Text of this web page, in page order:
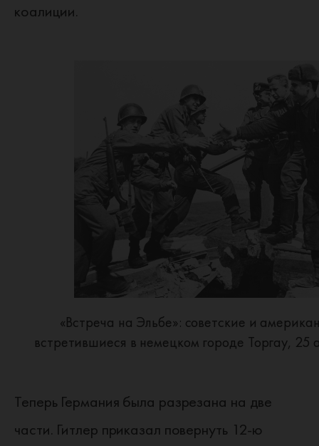
коалиции.
«Встреча на Эльбе»: советские и
встретившиеся в немецком городе Торгау, 25
Теперь Германия была разрезана на две
части. Гитлер приказал повернуть 12-ю